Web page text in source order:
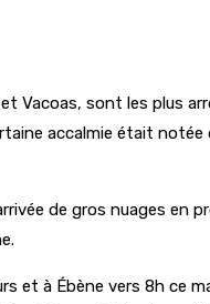
Vacoas, sont les plus
accalmie était
de gros nuages
et à Ébène vers 8h ce